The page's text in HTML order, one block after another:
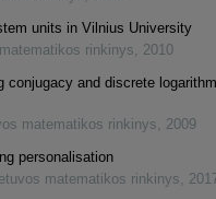
units in Vilnius University
rinkinys, 2010
and discrete logarithm
matematikos rinkinys, 2009
personalisation
matematikos rinkinys,